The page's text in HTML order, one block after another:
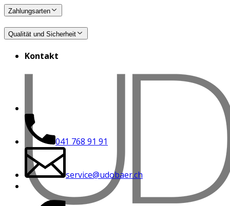
Zahlungsarten
Qualität und Sicherheit
Kontakt
041 768 91 91
service@udobaer.ch